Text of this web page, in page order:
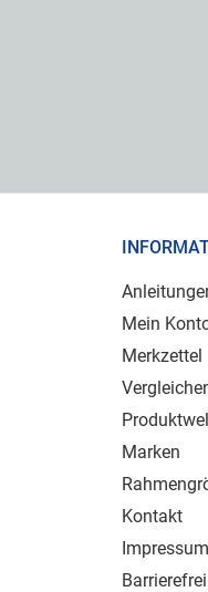
Mein
Merkzettel
Marken
Kontakt
Impressum